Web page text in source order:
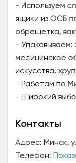
- Используем
ящики из ОСБ
обрешетка,
-
медицинское
искусства,
- Работам по
- Широкий
Контакты
Адрес: Минск,
Телефон: